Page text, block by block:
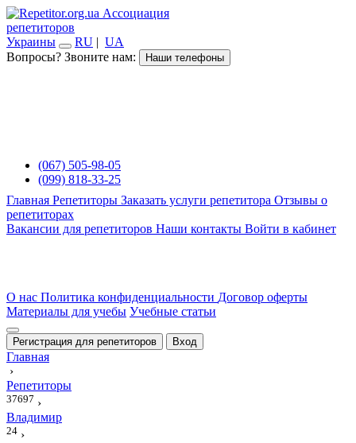
Ассоциация
репетиторов
Украины
RU | UA
Вопросы? Звоните нам:
Наши телефоны
(067) 505-98-05
(099) 818-33-25
Главная Репетиторы Заказать услуги репетитора Отзывы о
репетиторах
Вакансии для репетиторов Наши контакты Войти в кабинет
О нас Политика конфиденциальности Договор оферты
Материалы для учебы Учебные статьи
Регистрация для репетиторов Вход
Главная
›
Репетиторы
37697 ›
Владимир
24 ›